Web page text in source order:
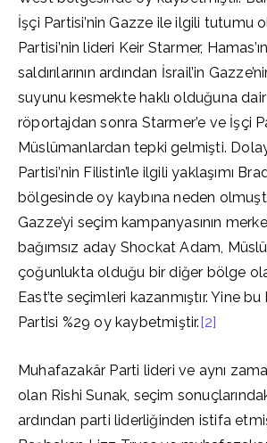
İşçi Partisi’nin Gazze ile ilgili tutumu
Partisi’nin lideri Keir Starmer,
saldırılarının ardından İsrail’in
suyunu kesmekte haklı olduğuna
röportajdan sonra Starmer’e ve İşçi
Müslümanlardan tepki gelmişti.
Partisi’nin Filistin’le ilgili yaklaşımı
bölgesinde oy kaybına neden
Gazze’yi seçim kampanyasının
bağımsız aday Shockat Adam,
çoğunlukta olduğu bir diğer bölge
East’te seçimleri kazanmıştır. Yine
Partisi %29 oy kaybetmiştir. [2]
Muhafazakâr Parti lideri ve aynı
olan Rishi Sunak, seçim
ardından parti liderliğinden istifa